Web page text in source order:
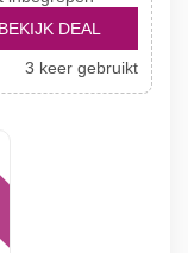
BEKIJK DEAL
3 keer gebruikt